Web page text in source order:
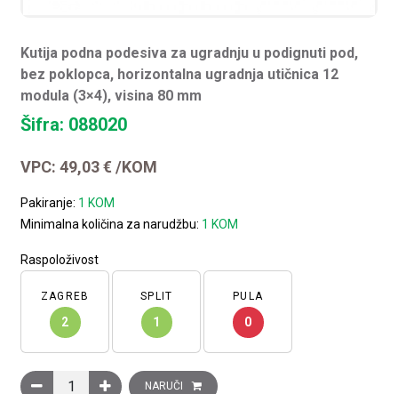
Kutija podna podesiva za ugradnju u podignuti pod,
bez poklopca, horizontalna ugradnja utičnica 12
modula (3×4), visina 80 mm
Šifra: 088020
VPC:49,03€ /KOM
Pakiranje: 1 KOM
Minimalna količina za narudžbu: 1 KOM
Raspoloživost
ZAGREB
2
SPLIT
1
PULA
0
Kutija podna podesiva za ugradnju u podignuti pod, bez
NARUČI